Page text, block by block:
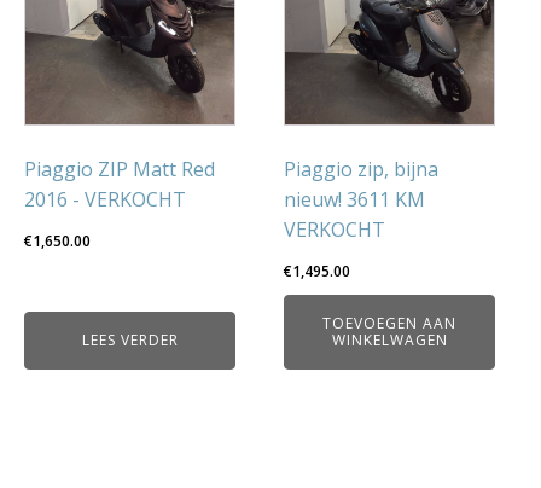
Piaggio ZIP Matt Red
2016 - VERKOCHT
€1,650.00
LEES VERDER
Piaggio zip, bijna
nieuw! 3611 KM
VERKOCHT
€1,495.00
TOEVOEGEN AAN
WINKELWAGEN